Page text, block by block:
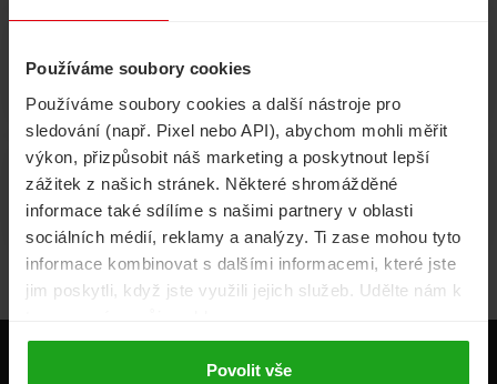
Používáme soubory cookies
Používáme soubory cookies a další nástroje pro
sledování (např. Pixel nebo API), abychom mohli měřit
výkon, přizpůsobit náš marketing a poskytnout lepší
zážitek z našich stránek. Některé shromážděné
informace také sdílíme s našimi partnery v oblasti
sociálních médií, reklamy a analýzy. Ti zase mohou tyto
informace kombinovat s dalšími informacemi, které jste
jim poskytli, když jste využili jejich služeb. Udělte nám k
Povolit vše
Volání, internet, TV
Životní pojištění Energie